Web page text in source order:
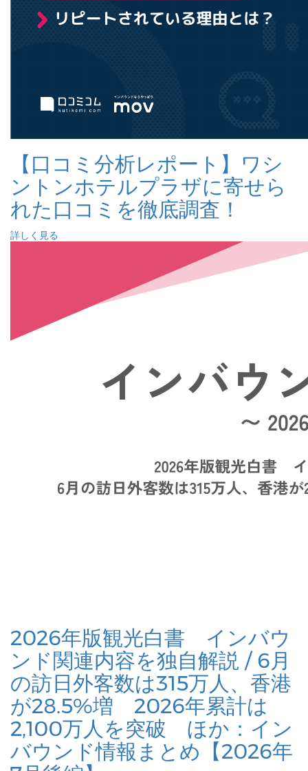
【口コミ分析レポート】ワシ
ントンホテルプラザに寄せら
れた口コミを徹底調査！
詳しく見る
2026年版観光白書 インバウ
ンド関連内容を独自解説 / 6月
の訪日外客数は315万人、香港
が28.5%増 2026年累計は
2,100万人を突破 ほか：イン
バウンド情報まとめ【2026年